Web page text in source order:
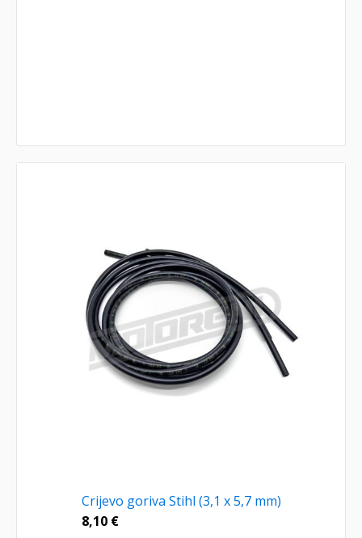
Crijevo goriva Stihl (3,1 x 5,7 mm)
8,10 €